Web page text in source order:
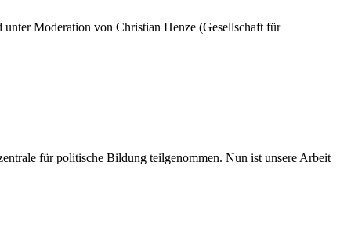
unter Moderation von Christian Henze (Gesellschaft für
für politische Bildung teilgenommen. Nun ist unsere Arbeit